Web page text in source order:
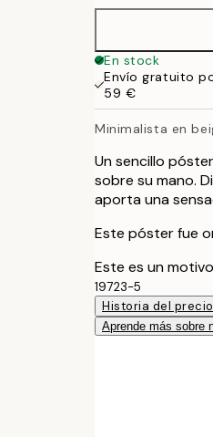
En stock
Envío gratuito
59 €
Minimalista en
Un sencillo
sobre su mano.
aporta una
Este póster fue
Este es un
19723-5
Historia del precio
Aprende más sobre